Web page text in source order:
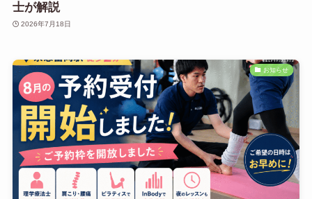
士が解説
2026年7月18日
お知らせ